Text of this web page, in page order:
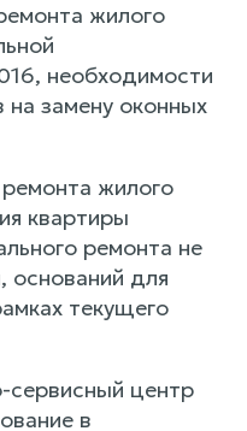
жилого
необходимости
замену оконных
жилого
квартиры
ремонта не
оснований для
текущего
сервисный центр
в